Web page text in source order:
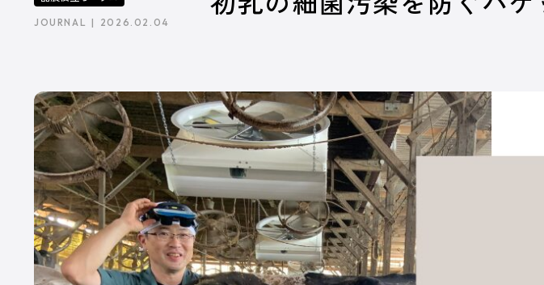
/ ジャーナル
記事一覧へ
CATEGORY
Dairy Japan抜粋記事 酪農役立ちコラム イベント／HotTopics
Dairy Japanニュース ミニ酪農講座 誌上展示会
オ
JOURNAL 2026.02.04